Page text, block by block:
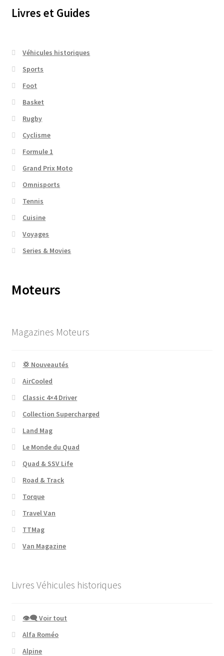
Livres et Guides
Véhicules historiques
Sports
Foot
Basket
Rugby
Cyclisme
Formule 1
Grand Prix Moto
Omnisports
Tennis
Cuisine
Voyages
Series & Movies
Moteurs
Magazines Moteurs
💢 Nouveautés
AirCooled
Classic 4×4 Driver
Collection Supercharged
Land Mag
Le Monde du Quad
Quad & SSV Life
Road & Track
Torque
Travel Van
TTMag
Van Magazine
Livres Véhicules historiques
👁‍🗨 Voir tout
Alfa Roméo
Alpine